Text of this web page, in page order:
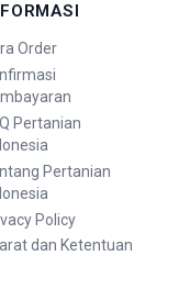
Order
Pertanian
Pertanian
Policy
dan Ketentuan